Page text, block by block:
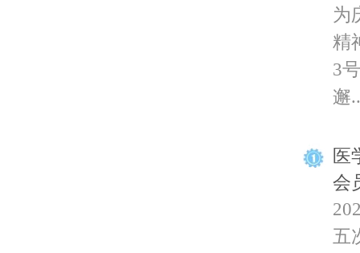
为
精
3
邂
医
会
五